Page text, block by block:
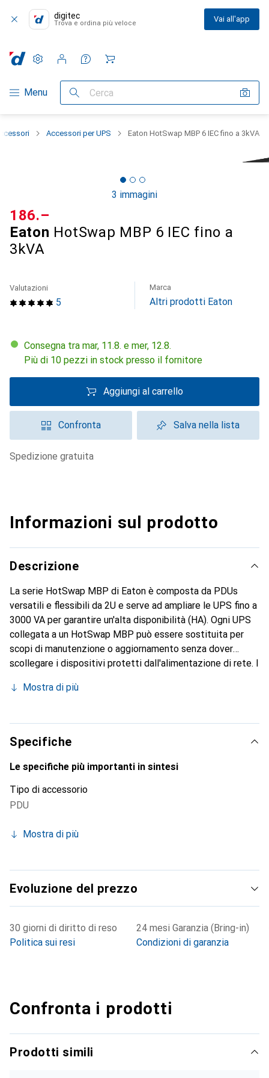
digitec
Trova e ordina più veloce Vai all'app
Categoria Navigazione
Menu Cerca
Impostazioni
Conto cliente
Liste di confronto
Liste dei desideri
Carrello
Accessori per UPS Eaton HotSwap MBP 6 IEC fino a 3kVA
3 immagini
Eaton HotSwap MBP 6 IEC fino a
3kVA
CHF
186.–
5
Valutazioni Marca
Altri prodotti Eaton
Consegna tra mar, 11.8. e mer, 12.8.
Più di 10 pezzi in stock presso il fornitore
Aggiungi al carrello
Confronta Salva nella lista
spedizione gratuita
Informazioni sul prodotto
Descrizione
La serie HotSwap MBP di Eaton è composta da PDUs
versatili e flessibili da 2U e serve ad ampliare le UPS fino a
3000 VA per garantire un'alta disponibilità (HA). Ogni UPS
collegata a un HotSwap MBP può essere sostituita per
scopi di manutenzione o aggiornamento senza dover
scollegare i dispositivi protetti dall'alimentazione di rete. I
rack, a muro, oppure si può sfruttare l'unica possibilità di
frontale rivolta verso il retro, davanti, a sinistra o a destra
– una soluzione estremamente flessibile.
Mostra di più
Specifiche
Le specifiche più importanti in sintesi
Tipo di accessorio
PDU
Mostra di più
Evoluzione del prezzo
30 giorni di diritto di reso
Politica sui resi
24 mesi Garanzia (Bring-in)
Condizioni di garanzia
Confronta i prodotti
Prodotti simili